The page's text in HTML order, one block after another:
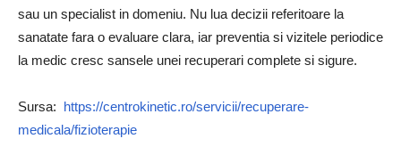
sau un specialist in domeniu. Nu lua decizii referitoare la
sanatate fara o evaluare clara, iar preventia si vizitele periodice
la medic cresc sansele unei recuperari complete si sigure.
Sursa: https://centrokinetic.ro/servicii/recuperare-
medicala/fizioterapie